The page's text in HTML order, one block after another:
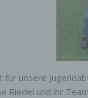
für unsere
Riedel und ihr